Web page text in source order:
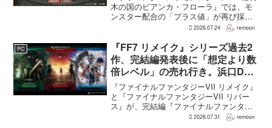
木の国のビアンカ・フローラ』では、モ
ンスター配合の「プラス値」が再び採用
される。配合を繰り返すことで数値が増
が高くなる補正がかかる。前作『ドラゴ
ンクエストモンスターズ...
2026.07.24 remoon
PC
『FF7 リメイク』シリーズ過去2
作、完結編発表後に「想定より数
倍レベル」の売れ行き。浜口Dが
明かす
『ファイナルファンタジーVII リメイク』
と『ファイナルファンタジーVII リバー
ス』が、完結編『ファイナルファンタジ
ーVII リベレーション』の発表後、「我々
2026.07.31 remoon